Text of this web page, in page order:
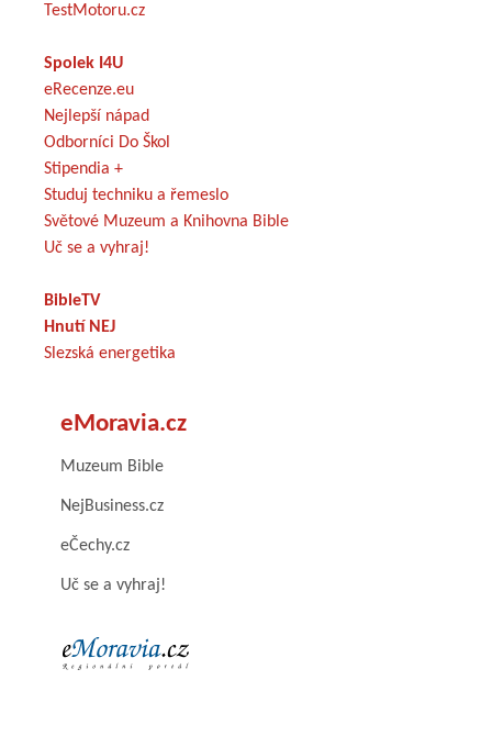
TestMotoru.cz
Spolek I4U
eRecenze.eu
Nejlepší nápad
Odborníci Do Škol
Stipendia +
Studuj techniku a řemeslo
Světové Muzeum a Knihovna Bible
Uč se a vyhraj!
BibleTV
Hnutí NEJ
Slezská energetika
eMoravia.cz
Muzeum Bible
NejBusiness.cz
eČechy.cz
Uč se a vyhraj!